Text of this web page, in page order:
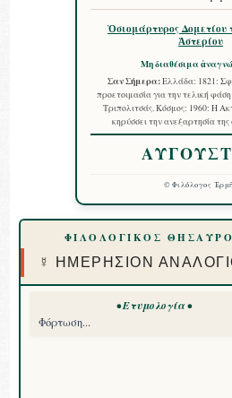
Ὁσιομάρτυρος Δομετίου
Ἀστερίου
Μη διαθέσιμα
Σαν Σήμερα:Ελλάδα: 1821:
προετοιμασία για την τελική φάση
Τριπολιτσάς. Κόσμος: 1960: Η
κηρύσσει την ανεξαρτησία
© Φιλόλογος
ΦΙΛΟΛΟΓΙΚΟΣ
☿ ΗΜΕΡΗΣΙΟΝ
• Ετυμολογία •
Φόρτωση...